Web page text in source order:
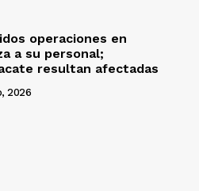
operaciones en
a su personal;
resultan afectadas
2026